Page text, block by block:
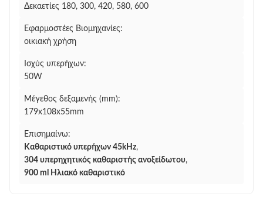
Δεκαετίες 180, 300, 420, 580, 600
Εφαρμοστέες Βιομηχανίες:
οικιακή χρήση
Ισχύς υπερήχων:
50W
Μέγεθος δεξαμενής (mm):
179x108x55mm
Επισημαίνω:
Καθαριστικό υπερήχων 45kHz,
304 υπερηχητικός καθαριστής ανοξείδωτου,
900 ml Ηλιακό καθαριστικό